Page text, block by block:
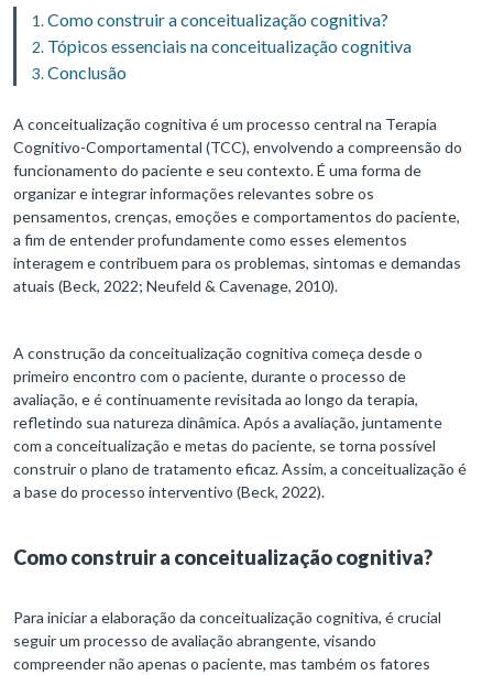
Como construir a conceitualização cognitiva?
Tópicos essenciais na conceitualização cognitiva
Conclusão
A conceitualização cognitiva é um processo central na Terapia
Cognitivo-Comportamental (TCC), envolvendo a compreensão do
funcionamento do paciente e seu contexto. É uma forma de
organizar e integrar informações relevantes sobre os
pensamentos, crenças, emoções e comportamentos do paciente,
a fim de entender profundamente como esses elementos
interagem e contribuem para os problemas, sintomas e demandas
atuais (Beck, 2022; Neufeld & Cavenage, 2010).
A construção da conceitualização cognitiva começa desde o
primeiro encontro com o paciente, durante o processo de
avaliação, e é continuamente revisitada ao longo da terapia,
refletindo sua natureza dinâmica. Após a avaliação, juntamente
com a conceitualização e metas do paciente, se torna possível
construir o plano de tratamento eficaz. Assim, a conceitualização é
a base do processo interventivo (Beck, 2022).
Como construir a conceitualização cognitiva?
Para iniciar a elaboração da conceitualização cognitiva, é crucial
seguir um processo de avaliação abrangente, visando
compreender não apenas o paciente, mas também os fatores